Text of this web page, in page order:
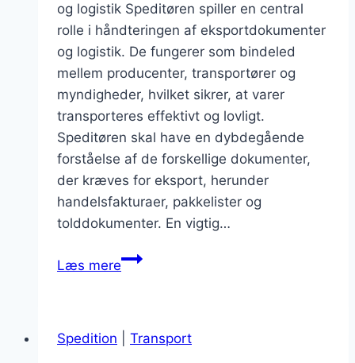
og logistik Speditøren spiller en central
rolle i håndteringen af eksportdokumenter
og logistik. De fungerer som bindeled
mellem producenter, transportører og
myndigheder, hvilket sikrer, at varer
transporteres effektivt og lovligt.
Speditøren skal have en dybdegående
forståelse af de forskellige dokumenter,
der kræves for eksport, herunder
handelsfakturaer, pakkelister og
tolddokumenter. En vigtig…
Læs mereSpeditør
du
Spedition Transport